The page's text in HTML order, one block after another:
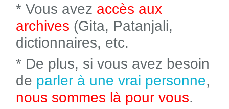
* Vous avez accès aux
archives (Gita, Patanjali,
dictionnaires, etc.
* De plus, si vous avez besoin
de parler à une vrai personne,
nous sommes là pour vous.